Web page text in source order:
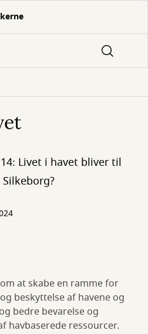
Livet i havet bliver til
at skabe en ramme for
beskyttelse af havene og
bedre bevarelse og
havbaserede ressourcer.